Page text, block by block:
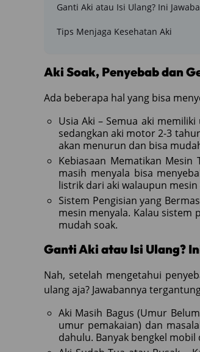
Ganti Aki atau Isi Ulang? Ini
Tips Menjaga Kesehatan Aki
Aki Soak, Penyebab dan
Ada beberapa hal yang bisa
Usia Aki – Semua aki
sedangkan aki motor 2-3
akan menurun dan bisa
Kebiasaan Mematikan
masih menyala bisa
listrik dari aki walaupun
Sistem Pengisian yang
mesin menyala. Kalau sistem
mudah soak.
Ganti Aki atau Isi Ulang?
Nah, setelah mengetahui
ulang aja? Jawabannya
Aki Masih Bagus (Umur
umur pemakaian) dan
dahulu. Banyak bengkel